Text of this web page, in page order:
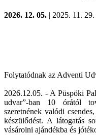
2026. 12. 05. | 2025. 11. 29.
Folytatódnak az Adventi
2026.12.05. - A Püspöki
udvar”-ban 10 órától
szeretnének valódi
készülődést. A látogatás
vásárolni ajándékba és